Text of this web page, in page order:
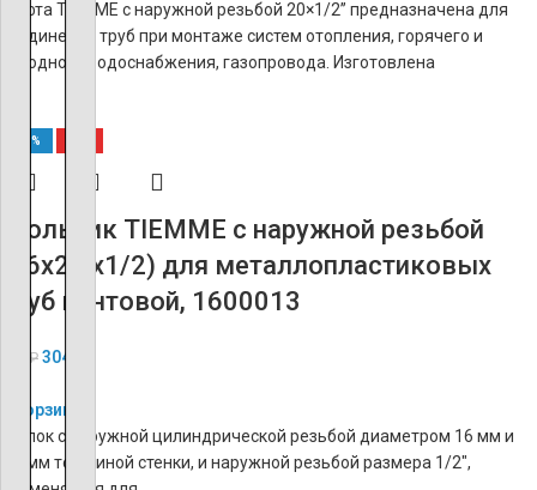
Муфта TIEMME с наружной резьбой 20×1/2’’ предназначена для
соединения труб при монтаже систем отопления, горячего и
холодного водоснабжения, газопровода. Изготовлена
-60%
Угольник TIEMME с наружной резьбой
(16х2.0х1/2) для металлопластиковых
труб винтовой, 1600013
₽ 304
В корзину
Уголок с наружной цилиндрической резьбой диаметром 16 мм и
2,0 мм толщиной стенки, и наружной резьбой размера 1/2″,